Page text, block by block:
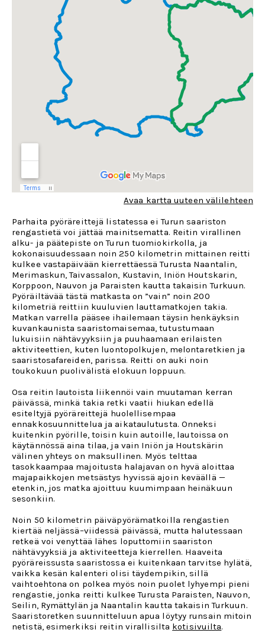
Avaa kartta uuteen välilehteen
Parhaita pyöräreittejä listatessa ei Turun saariston
rengastietä voi jättää mainitsematta. Reitin virallinen
alku- ja päätepiste on Turun tuomiokirkolla, ja
kokonaisuudessaan noin 250 kilometrin mittainen reitti
kulkee vastapäivään kierrettäessä Turusta Naantalin,
Merimaskun, Taivassalon, Kustavin, Iniön Houtskarin,
Korppoon, Nauvon ja Paraisten kautta takaisin Turkuun.
Pyöräiltävää tästä matkasta on ”vain” noin 200
kilometriä reittiin kuuluvien lauttamatkojen takia.
Matkan varrella pääsee ihailemaan täysin henkäyksin
kuvankaunista saaristomaisemaa, tutustumaan
lukuisiin nähtävyyksiin ja puuhaamaan erilaisten
aktiviteettien, kuten luontopolkujen, melontaretkien ja
saaristosafareiden, parissa. Reitti on auki noin
toukokuun puolivälistä elokuun loppuun.
Osa reitin lautoista liikennöi vain muutaman kerran
päivässä, minkä takia retki vaatii hiukan edellä
esiteltyjä pyöräreittejä huolellisempaa
ennakkosuunnittelua ja aikataulutusta. Onneksi
kuitenkin pyörille, toisin kuin autoille, lautoissa on
käytännössä aina tilaa, ja vain Iniön ja Houtskärin
välinen yhteys on maksullinen. Myös telttaa
tasokkaampaa majoitusta halajavan on hyvä aloittaa
majapaikkojen metsästys hyvissä ajoin keväällä —
etenkin, jos matka ajoittuu kuumimpaan heinäkuun
sesonkiin.
Noin 50 kilometrin päiväpyörämatkoilla rengastien
kiertää neljässä–viidessä päivässä, mutta halutessaan
retkeä voi venyttää lähes loputtomiin saariston
nähtävyyksiä ja aktiviteetteja kierrellen. Haaveita
pyöräreissusta saaristossa ei kuitenkaan tarvitse hylätä,
vaikka kesän kalenteri olisi täydempikin, sillä
vaihtoehtona on polkea myös noin puolet lyhyempi pieni
rengastie, jonka reitti kulkee Turusta Paraisten, Nauvon,
Seilin, Rymättylän ja Naantalin kautta takaisin Turkuun.
Saaristoretken suunnitteluun apua löytyy runsain mitoin
netistä, esimerkiksi reitin virallisilta kotisivuilta.